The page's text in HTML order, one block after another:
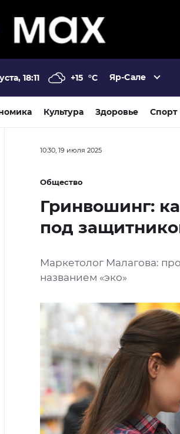
18:11 +15 °C Яр-Сале
Культура Здоровье Спорт
10:30, 19 июля 2025
Общество
Гринвошинг:
под
Маркетолог Малагова:
названием «эко»